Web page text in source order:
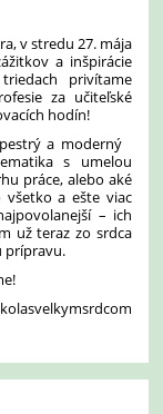
v stredu 27. mája
a inšpirácie
privítame
za učiteľské
hodín!
a moderný
s umelou
práce, alebo aké
všetko a ešte viac
– ich
už teraz zo srdca
prípravu.